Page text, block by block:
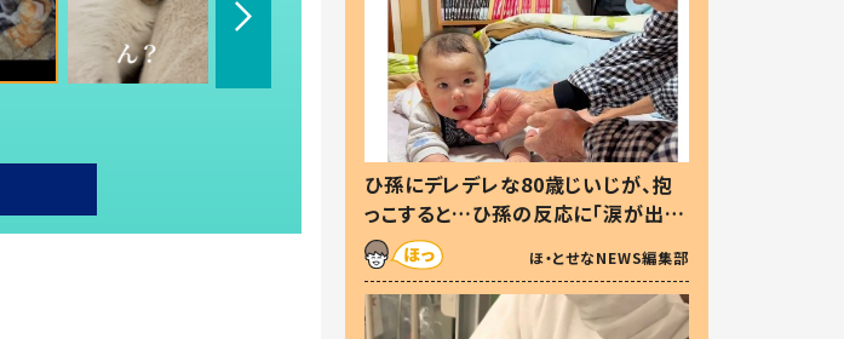
ひ孫にデレデレな80歳じいじが、抱
っこすると…ひ孫の反応に「涙が出ま
した」「可愛くて仕方ない」
ほ・とせなNEWS編集部